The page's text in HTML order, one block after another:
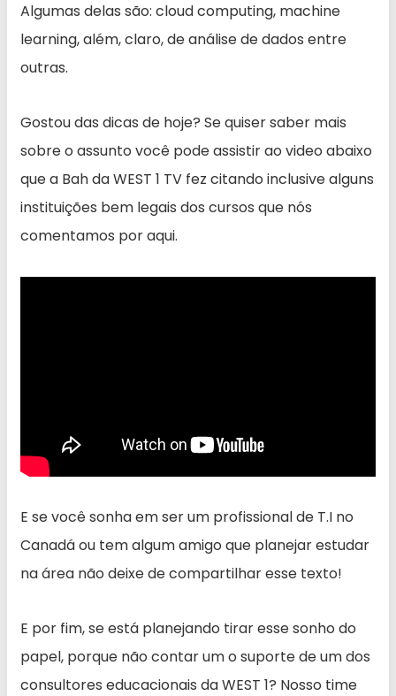
Algumas delas são: cloud computing, machine
learning, além, claro, de análise de dados entre
outras.
Gostou das dicas de hoje? Se quiser saber mais
sobre o assunto você pode assistir ao video abaixo
que a Bah da WEST 1 TV fez citando inclusive alguns
instituições bem legais dos cursos que nós
comentamos por aqui.
E se você sonha em ser um profissional de T.I no
Canadá ou tem algum amigo que planejar estudar
na área não deixe de compartilhar esse texto!
E por fim, se está planejando tirar esse sonho do
papel, porque não contar um o suporte de um dos
consultores educacionais da WEST 1? Nosso time